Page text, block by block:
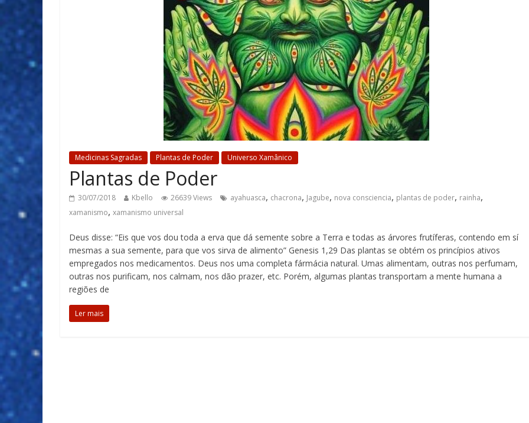
Medicinas Sagradas Plantas de Poder Universo Xamânico
Plantas de Poder
30/07/2018 Kbello 26639 Views ayahuasca, chacrona, Jagube, nova consciencia, plantas de poder, rainha,
xamanismo, xamanismo universal
Deus disse: “Eis que vos dou toda a erva que dá semente sobre a Terra e todas as árvores frutíferas, contendo em sí
mesmas a sua semente, para que vos sirva de alimento” Genesis 1,29 Das plantas se obtém os princípios ativos
empregados nos medicamentos. Deus nos uma completa fármácia natural. Umas alimentam, outras nos perfumam,
outras nos purificam, nos calmam, nos dão prazer, etc. Porém, algumas plantas transportam a mente humana a
regiões de
Ler mais